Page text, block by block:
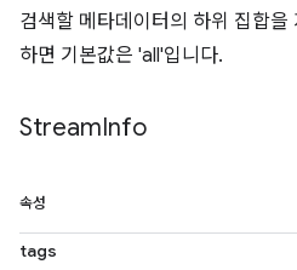
검색할 메타데이터의 하위 집합
하면 기본값은 'all'입니다.
StreamInfo
속성
tags